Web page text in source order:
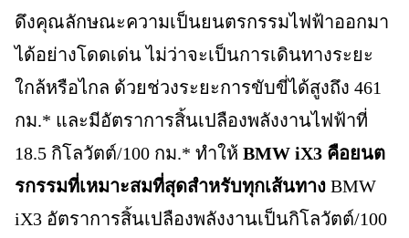
ดึงคุณลักษณะความเป็นยนตรกรรมไฟฟ้าออกมา
ได้อย่างโดดเด่น ไม่ว่าจะเป็นการเดินทางระยะ
ใกล้หรือไกล ด้วยช่วงระยะการขับขี่ได้สูงถึง 461
กม.* และมีอัตราการสิ้นเปลืองพลังงานไฟฟ้าที่
18.5 กิโลวัตต์/100 กม.* ทำให้ BMW iX3 คือยนต
รกรรมที่เหมาะสมที่สุดสำหรับทุกเส้นทาง BMW
iX3 อัตราการสิ้นเปลืองพลังงานเป็นกิโลวัตต์/100